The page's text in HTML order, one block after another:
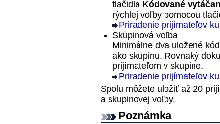
tlačidla Kódované
rýchlej voľby pomocou
Priradenie prijímateľov
Skupinová voľba
Minimálne dva uložené
ako skupinu. Rovnaký
prijímateľom v skupine.
Priradenie prijímateľov
Spolu môžete uložiť až 20
a skupinovej voľby.
Poznámka